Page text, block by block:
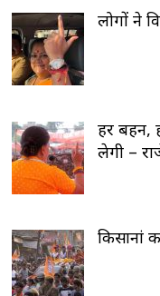
लोगों ने
हर बहन,
लेगी –
किसानां